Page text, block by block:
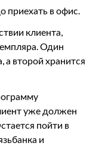
приехать в офис.
клиента,
Один
а второй хранится
уже должен
пойти в
и